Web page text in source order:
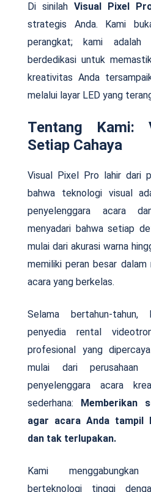
Di sinilah Visual Pixel
strategis Anda. Kami
perangkat; kami
berdedikasi untuk
kreativitas Anda
melalui layar LED yang
Tentang
Setiap Cahaya
Visual Pixel Pro lahir dari
bahwa teknologi visual
penyelenggara acara
menyadari bahwa setiap
mulai dari akurasi warna
memiliki peran besar
acara yang berkelas.
Selama bertahun-
penyedia rental
profesional yang
mulai dari perusahaan
penyelenggara acara
sederhana:
Memberikan
agar acara Anda tampil
dan tak terlupakan.
Kami
berteknologi tinggi